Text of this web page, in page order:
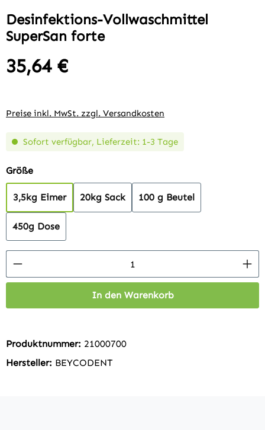
Desinfektions-Vollwaschmittel
SuperSan forte
Regulärer Preis:
35,64 €
Preise inkl. MwSt. zzgl. Versandkosten
Sofort verfügbar, Lieferzeit: 1-3 Tage
Größeauswählen
3,5kg Eimer 20kg Sack 100 g Beutel
450g Dose
Produkt Anzahl: Gib den gewünschten
In den Warenkorb
Produktnummer: 21000700
Hersteller: BEYCODENT